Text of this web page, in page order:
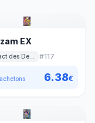
EX
#117
6.38€